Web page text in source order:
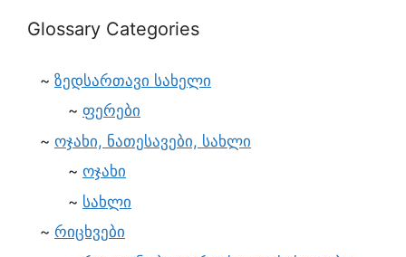
Glossary Categories
ზედსართავი სახელი
ფერები
ოჯახი, ნათესავები, სახლი
ოჯახი
სახლი
რიცხვები